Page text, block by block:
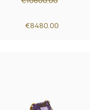
€8480.00